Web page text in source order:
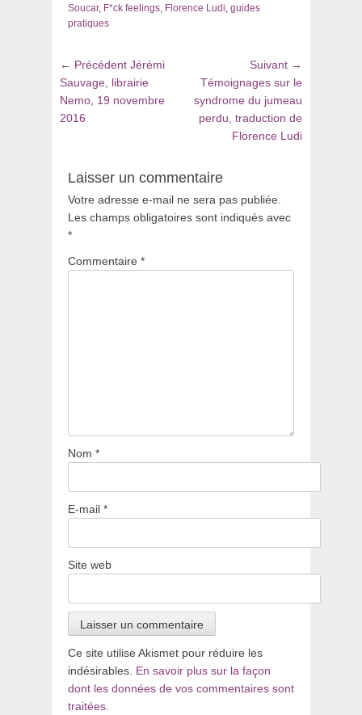
Soucar, F*ck feelings, Florence Ludi, guides
pratiques
Navigation
de
l’article
← Précédent Article
précédent
:
Jérémi
Sauvage, librairie
Nemo, 19 novembre
2016
Suivant →
suivant
Témoignages sur le
syndrome du jumeau
perdu, traduction de
Florence Ludi
Laisser un commentaire
Votre adresse e-mail ne sera pas publiée.
Les champs obligatoires sont indiqués avec
*
Commentaire *
Nom *
E-mail *
Site web
Ce site utilise Akismet pour réduire les
indésirables. En savoir plus sur la façon
dont les données de vos commentaires sont
traitées